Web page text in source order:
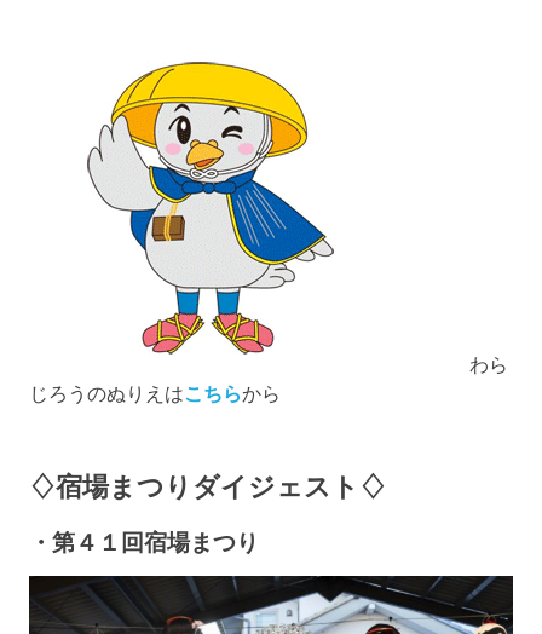
わら
じろうのぬりえはこちらから
♢宿場まつりダイジェスト♢
・第４１回宿場まつり